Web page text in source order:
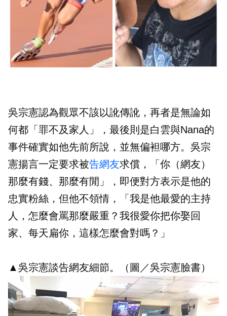
吳宗憲認為觀眾不該以訛傳訛，再者是無論如
何都「罪不及家人」，最後則是白雲與Nana的
事件確實如他先前所說，並無偏袒哪方。吳宗
憲揚言一定要求被告網友求償，「你（網友）
那麼有錢、那麼有閒」，即便對方表示是他的
忠實粉絲，但他不領情，「我是他最愛的主持
人，怎麼會罵那麼嚴重？我很愛你把你娶回
家、每天扁你，這樣怎麼會對嗎？」
▲吳宗憲談告網友細節。（圖／吳宗憲臉書）